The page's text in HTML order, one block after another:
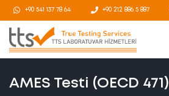
+90 541 137 78 64 +90 212 886 5 887
AMES Testi (OECD 471)